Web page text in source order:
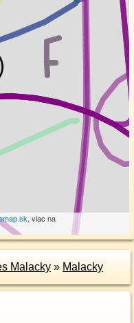
, viac na
Malacky » Malacky